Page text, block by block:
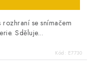
rozhraní se snímačem
Sděluje...
Kód: E7730